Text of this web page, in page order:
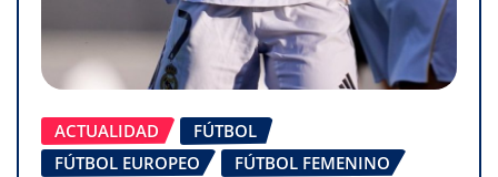
ACTUALIDAD
FÚTBOL
FÚTBOL EUROPEO
FÚTBOL FEMENINO